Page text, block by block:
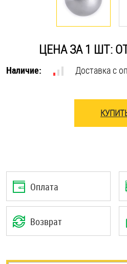
Саморезы и шурупы
Стопорные кольца
Шплинты
Штифты и пальцы
ЦЕНА ЗА 1 ШТ:
Наличие: Доставка с
Оплата
Возврат